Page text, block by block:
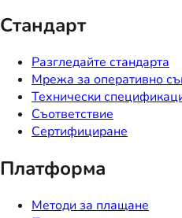
Стандарт
Разгледайте стандарта
Мрежа за оперативно
Технически
Съответствие
Сертифициране
Платформа
Методи за плащане